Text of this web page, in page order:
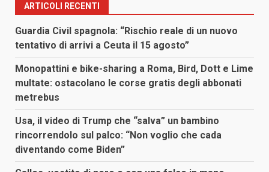
ARTICOLI RECENTI
Guardia Civil spagnola: “Rischio reale di un nuovo
tentativo di arrivi a Ceuta il 15 agosto”
Monopattini e bike-sharing a Roma, Bird, Dott e Lime
multate: ostacolano le corse gratis degli abbonati
metrebus
Usa, il video di Trump che “salva” un bambino
rincorrendolo sul palco: “Non voglio che cada
diventando come Biden”